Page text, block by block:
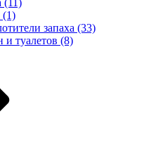
(1)
запаха (33)
туалетов (8)